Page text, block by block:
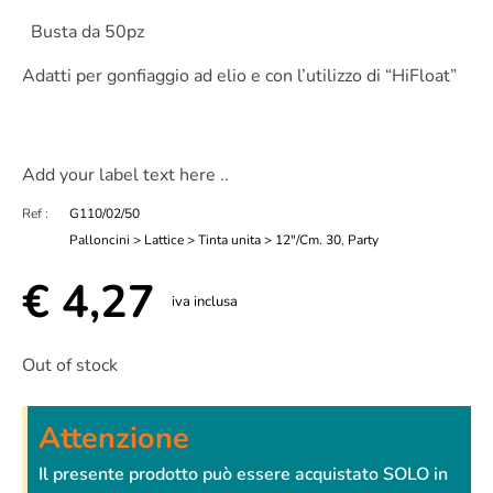
Busta da 50pz
Adatti per gonfiaggio ad elio e con l’utilizzo di “HiFloat”
Add your label text here ..
Ref :
G110/02/50
Palloncini > Lattice > Tinta unita > 12"/Cm. 30, Party
€ 4,27 iva inclusa
Out of stock
Attenzione
Il presente prodotto può essere acquistato SOLO in